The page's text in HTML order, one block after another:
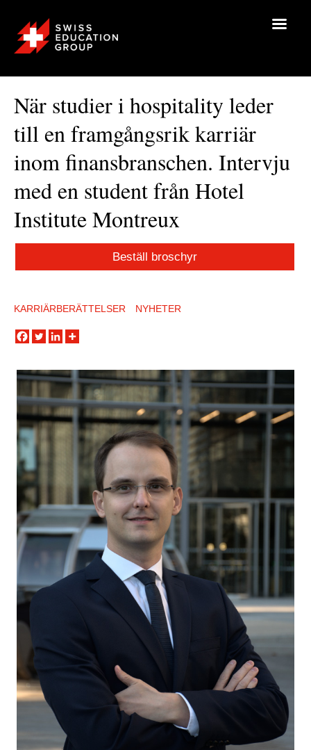
När studier i hospitality leder
till en framgångsrik karriär
inom finansbranschen. Intervju
med en student från Hotel
Institute Montreux
Beställ broschyr
KARRIÄRBERÄTTELSER NYHETER